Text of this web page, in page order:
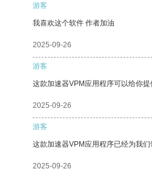
游客
我喜欢这个软件 作者加油
2025-09-26
游客
这款加速器VPM应用程序可以给你
2025-09-26
游客
这款加速器VPM应用程序已经为我们
2025-09-26